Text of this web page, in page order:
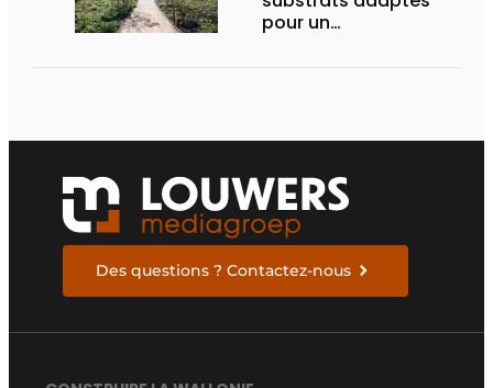
pour un
Des questions ? Contactez-nous